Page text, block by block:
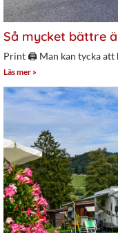
Så mycket bättre
Print 🖨 Man kan tycka att
Läs mer »